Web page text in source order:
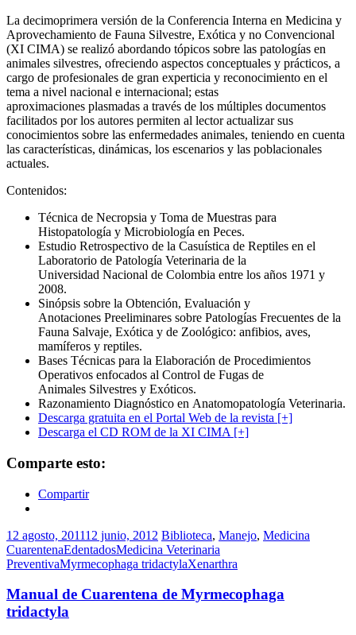
La decimoprimera versión de la Conferencia Interna en Medicina y
Aprovechamiento de Fauna Silvestre, Exótica y no Convencional
(XI CIMA) se realizó abordando tópicos sobre las patologías en
animales silvestres, ofreciendo aspectos conceptuales y prácticos, a
cargo de profesionales de gran experticia y reconocimiento en el
tema a nivel nacional e internacional; estas
aproximaciones plasmadas a través de los múltiples documentos
facilitados por los autores permiten al lector actualizar sus
conocimientos sobre las enfermedades animales, teniendo en cuenta
las características, dinámicas, los escenarios y las poblacionales
actuales.
Contenidos:
Técnica de Necropsia y Toma de Muestras para
Histopatología y Microbiología en Peces.
Estudio Retrospectivo de la Casuística de Reptiles en el
Laboratorio de Patología Veterinaria de la
Universidad Nacional de Colombia entre los años 1971 y
2008.
Sinópsis sobre la Obtención, Evaluación y
Anotaciones Preeliminares sobre Patologías Frecuentes de la
Fauna Salvaje, Exótica y de Zoológico: anfibios, aves,
mamíferos y reptiles.
Bases Técnicas para la Elaboración de Procedimientos
Operativos enfocados al Control de Fugas de
Animales Silvestres y Exóticos.
Razonamiento Diagnóstico en Anatomopatología Veterinaria.
Descarga gratuita en el Portal Web de la revista [+]
Descarga el CD ROM de la XI CIMA [+]
Comparte esto:
Compartir
12 agosto, 201112 junio, 2012 Biblioteca, Manejo, Medicina
CuarentenaEdentadosMedicina Veterinaria
PreventivaMyrmecophaga tridactylaXenarthra
Manual de Cuarentena de Myrmecophaga
tridactyla